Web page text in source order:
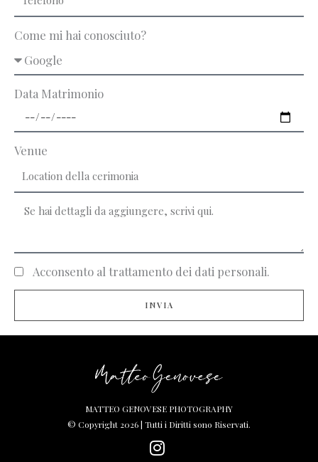
Come mi hai conosciuto?
Data Matrimonio
Venue
Acconsento al trattamento dei dati personali.
INVIA
MATTEO GENOVESE PHOTOGRAPHY
© Copyright 2026 | Tutti i Diritti sono Riservati.